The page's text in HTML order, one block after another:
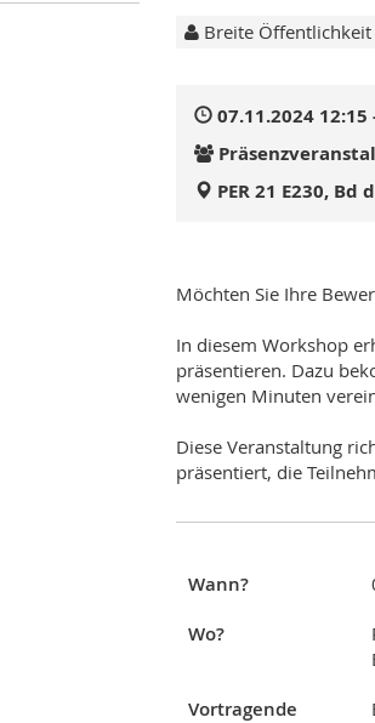
Breite Öffentlichkeit
07.11.2024 12:15
PER 21 E230,
Möchten Sie Ihre
In diesem Workshop
präsentieren. Dazu
wenigen Minuten
Diese Veranstaltung
präsentiert, die
Wann?
Wo?
Vortragende